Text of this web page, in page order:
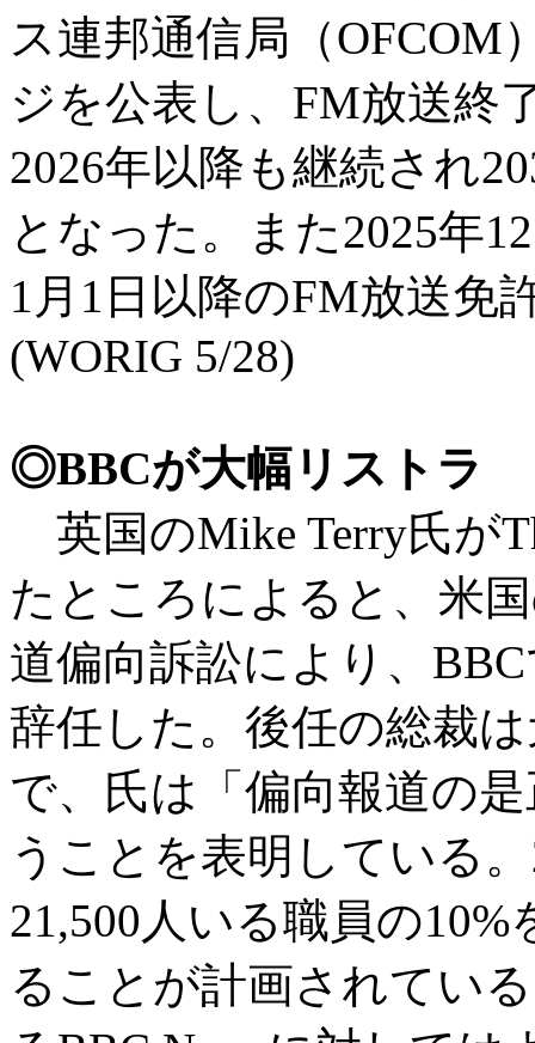
ス連邦通信局（OFCOM
ジを公表し、FM放送終
2026年以降も継続され
となった。また2025年
1月1日以降のFM放送免
(WORIG 5/28)
◎BBCが大幅リストラ
英国のMike Terry氏が
たところによると、米
道偏向訴訟により、
辞任した。後任の総裁
で、氏は「偏向報道の
うことを表明している
21,500人いる職員の
ることが計画されてい